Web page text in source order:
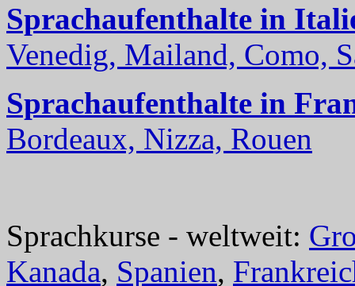
Sprachaufenthalte in
Venedig, Mailand, Como,
Sprachaufenthalte in
Bordeaux, Nizza, Rouen
Sprachkurse - weltweit:
Kanada, Spanien,